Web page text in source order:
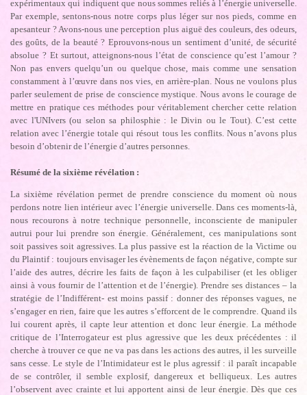
expérimentaux qui indiquent que nous sommes reliés à l’énergie universelle.
Par exemple, sentons-nous notre corps plus léger sur nos pieds, comme en
apesanteur ? Avons-nous une perception plus aiguë des couleurs, des odeurs,
des goûts, de la beauté ? Eprouvons-nous un sentiment d’unité, de sécurité
absolue ? Et surtout, atteignons-nous l’état de conscience qu’est l’amour ?
Non pas envers quelqu’un ou quelque chose, mais comme une sensation
constamment à l’œuvre dans nos vies, en arrière-plan. Nous ne voulons plus
parler seulement de prise de conscience mystique. Nous avons le courage de
mettre en pratique ces méthodes pour véritablement chercher cette relation
avec l'UNIvers (ou selon sa philosphie : le Divin ou le Tout). C’est cette
relation avec l’énergie totale qui résout tous les conflits. Nous n’avons plus
besoin d’obtenir de l’énergie d’autres personnes.
Résumé de la sixième révélation :
La sixième révélation permet de prendre conscience du moment où nous
perdons notre lien intérieur avec l’énergie universelle. Dans ces moments-là,
nous recourons à notre technique personnelle, inconsciente de manipuler
autrui pour lui prendre son énergie. Généralement, ces manipulations sont
soit passives soit agressives. La plus passive est la réaction de la Victime ou
du Plaintif : toujours envisager les évènements de façon négative, compte sur
l’aide des autres, décrire les faits de façon à les culpabiliser (et les obliger
ainsi à vous fournir de l’attention et de l’énergie). Prendre ses distances – la
stratégie de l’Indifférent- est moins passif : donner des réponses vagues, ne
s’engager en rien, faire que les autres s’efforcent de le comprendre. Quand ils
lui courent après, il capte leur attention et donc leur énergie. La méthode
critique de l’Interrogateur est plus agressive que les deux précédentes : il
cherche à trouver ce que ne va pas dans les actions des autres, il les surveille
sans cesse. Le style de l’Intimidateur est le plus agressif : il paraît incapable
de se contrôler, il semble explosif, dangereux et belliqueux. Les autres
l’observent avec crainte et lui apportent ainsi de leur énergie. Dès que ces